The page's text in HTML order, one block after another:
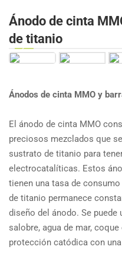
Ánodo de cinta
de titanio
Ánodos de cinta MMO y
El ánodo de cinta MMO
preciosos mezclados que
sustrato de titanio para
electrocatalíticas. Estos
tienen una tasa de
de titanio permanece
diseño del ánodo. Se puede
salobre, agua de mar,
protección catódica con